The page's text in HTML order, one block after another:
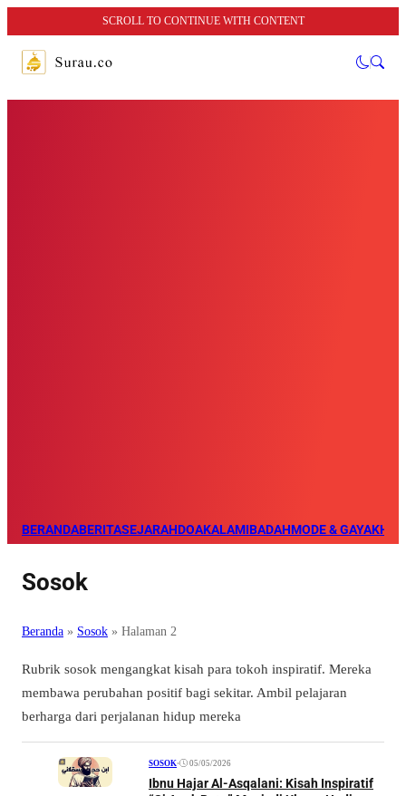
SCROLL TO CONTINUE WITH CONTENT
BERANDABERITASEJARAHDOAKALAMIBADAHMODE & GAYA
Sosok
Beranda » Sosok » Halaman 2
Rubrik sosok mengangkat kisah para tokoh inspiratif. Mereka
membawa perubahan positif bagi sekitar. Ambil pelajaran
berharga dari perjalanan hidup mereka
SOSOK• 05/05/2026
Ibnu Hajar Al-Asqalani: Kisah Inspiratif